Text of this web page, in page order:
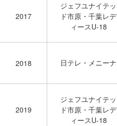
2017
ジェフユナイテッ
ド市原・千葉レデ
ィースU-18
2018 日テレ・メニーナ
2019
ジェフユナイテッ
ド市原・千葉レデ
ィースU-18